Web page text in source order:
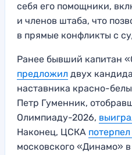
себя его помощники,
и членов штаба, что
в прямые конфликты с
Ранее бывший капитан
предложил двух
наставника красно-
Петр Гуменник,
Олимпиаду-2026,
Наконец, ЦСКА
московского «Динамо»